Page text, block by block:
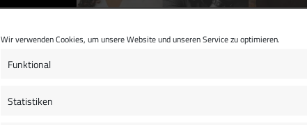
Wir verwenden Cookies, um unsere Website und unseren Service zu optimieren.
Funktional
Statistiken